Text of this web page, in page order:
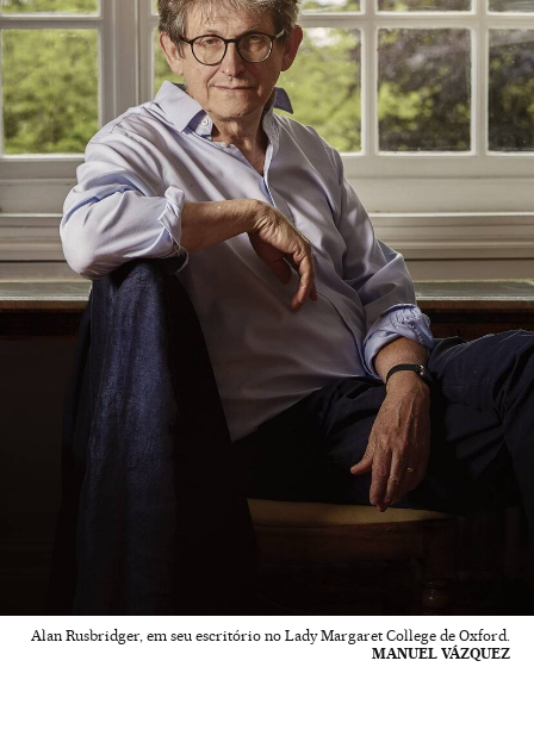
Alan Rusbridger, em seu escritório no Lady Margaret College de Oxford.
MANUEL VÁZQUEZ